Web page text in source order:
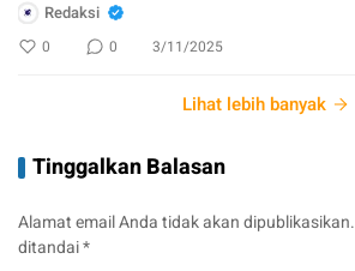
Redaksi
0 0 3/11/2025
Lihat lebih banyak
Tinggalkan Balasan
Alamat email Anda tidak akan dipublikasikan.
ditandai*